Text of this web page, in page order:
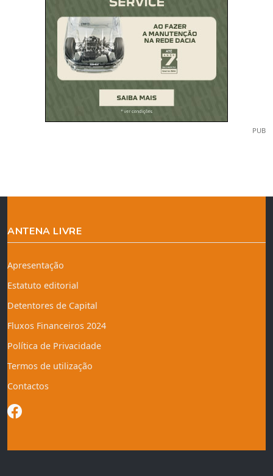
PUB
ANTENA LIVRE
Apresentação
Estatuto editorial
Detentores de Capital
Fluxos Financeiros 2024
Política de Privacidade
Termos de utilização
Contactos